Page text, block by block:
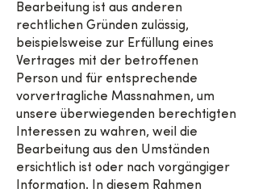
Bearbeitung ist aus anderen
rechtlichen Gründen zulässig,
beispielsweise zur Erfüllung eines
Vertrages mit der betroffenen
Person und für entsprechende
vorvertragliche Massnahmen, um
unsere überwiegenden berechtigten
Interessen zu wahren, weil die
Bearbeitung aus den Umständen
ersichtlich ist oder nach vorgängiger
Information. In diesem Rahmen